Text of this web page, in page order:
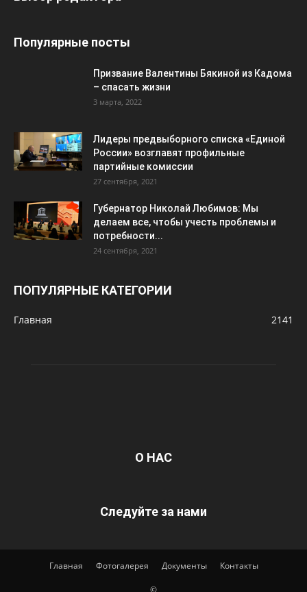
Популярные посты
Призвание Валентины Бякиной из Кадома
– спасать жизни
3 марта, 2022
Лидеры предвыборного списка «Единой
России» возглавят профильные
партийные комиссии
27 сентября, 2021
Губернатор Николай Любимов: Мы
делаем все, чтобы учесть проблемы и
потребности...
24 сентября, 2021
ПОПУЛЯРНЫЕ КАТЕГОРИИ
Главная 2141
О НАС
Следуйте за нами
Главная Фотогалерея Документы Контакты